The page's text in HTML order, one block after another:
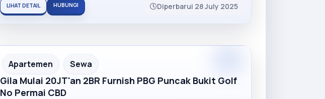
LIHAT DETAIL HUBUNGI Diperbarui 28 July 2025
Partner Ad
Apartemen Sewa
Gila Mulai 20JT'an 2BR Furnish PBG Puncak Bukit Golf
No Permai CBD